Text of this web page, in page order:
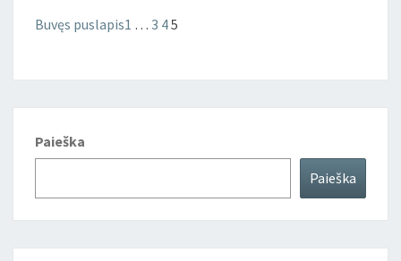
Buvęs puslapis1 … 3 45
Paieška
Paieška